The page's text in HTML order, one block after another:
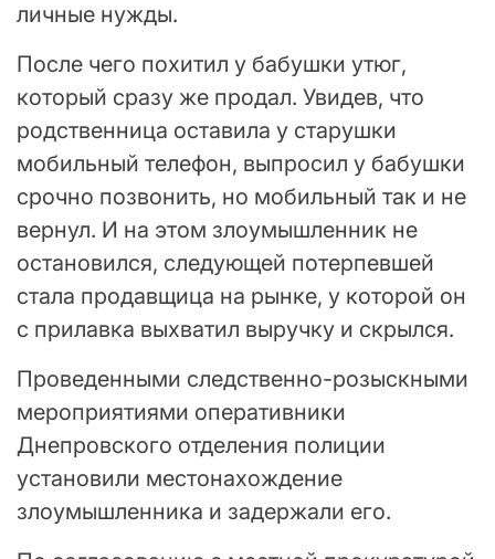
личные нужды.
После чего похитил у бабушки утюг,
который сразу же продал. Увидев, что
родственница оставила у старушки
мобильный телефон, выпросил у бабушки
срочно позвонить, но мобильный так и не
вернул. И на этом злоумышленник не
остановился, следующей потерпевшей
стала продавщица на рынке, у которой он
с прилавка выхватил выручку и скрылся.
Проведенными следственно-розыскными
мероприятиями оперативники
Днепровского отделения полиции
установили местонахождение
злоумышленника и задержали его.